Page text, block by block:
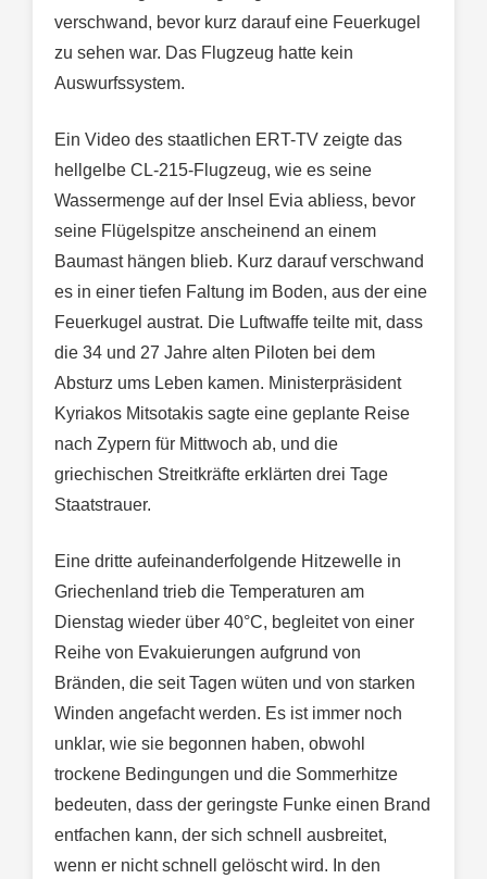
verschwand, bevor kurz darauf eine Feuerkugel
zu sehen war. Das Flugzeug hatte kein
Auswurfssystem.
Ein Video des staatlichen ERT-TV zeigte das
hellgelbe CL-215-Flugzeug, wie es seine
Wassermenge auf der Insel Evia abliess, bevor
seine Flügelspitze anscheinend an einem
Baumast hängen blieb. Kurz darauf verschwand
es in einer tiefen Faltung im Boden, aus der eine
Feuerkugel austrat. Die Luftwaffe teilte mit, dass
die 34 und 27 Jahre alten Piloten bei dem
Absturz ums Leben kamen. Ministerpräsident
Kyriakos Mitsotakis sagte eine geplante Reise
nach Zypern für Mittwoch ab, und die
griechischen Streitkräfte erklärten drei Tage
Staatstrauer.
Eine dritte aufeinanderfolgende Hitzewelle in
Griechenland trieb die Temperaturen am
Dienstag wieder über 40°C, begleitet von einer
Reihe von Evakuierungen aufgrund von
Bränden, die seit Tagen wüten und von starken
Winden angefacht werden. Es ist immer noch
unklar, wie sie begonnen haben, obwohl
trockene Bedingungen und die Sommerhitze
bedeuten, dass der geringste Funke einen Brand
entfachen kann, der sich schnell ausbreitet,
wenn er nicht schnell gelöscht wird. In den